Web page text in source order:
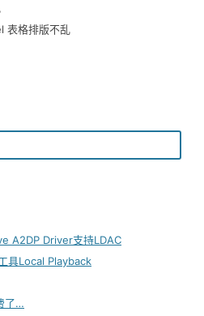
表格排版不乱
A2DP Driver支持LDAC
具Local Playback
了…